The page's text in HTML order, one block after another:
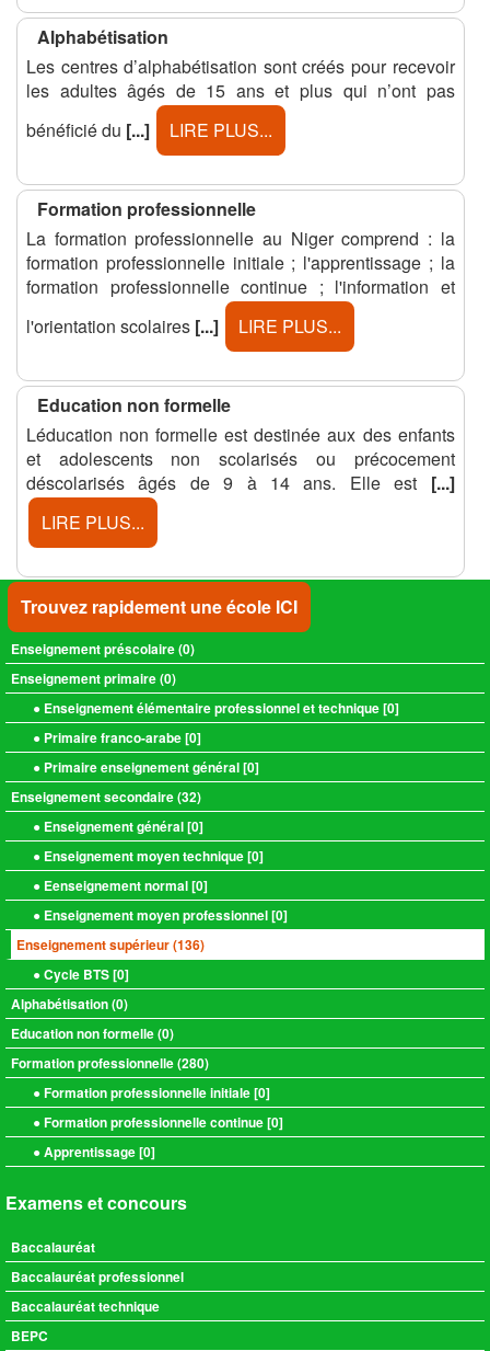
Alphabétisation
Les centres d’alphabétisation sont créés pour recevoir
les adultes âgés de 15 ans et plus qui n’ont pas
bénéficié du [...] LIRE PLUS...
Formation professionnelle
La formation professionnelle au Niger comprend : la
formation professionnelle initiale ; l'apprentissage ; la
formation professionnelle continue ; l'information et
l'orientation scolaires [...] LIRE PLUS...
Education non formelle
Léducation non formelle est destinée aux des enfants
et adolescents non scolarisés ou précocement
déscolarisés âgés de 9 à 14 ans. Elle est [...]
LIRE PLUS...
Trouvez rapidement une école ICI
Enseignement préscolaire (0)
Enseignement primaire (0)
● Enseignement élémentaire professionnel et technique [0]
● Primaire franco-arabe [0]
● Primaire enseignement général [0]
Enseignement secondaire (32)
● Enseignement général [0]
● Enseignement moyen technique [0]
● Eenseignement normal [0]
● Enseignement moyen professionnel [0]
Enseignement supérieur (136)
● Cycle BTS [0]
Alphabétisation (0)
Education non formelle (0)
Formation professionnelle (280)
● Formation professionnelle initiale [0]
● Formation professionnelle continue [0]
● Apprentissage [0]
Examens et concours
Baccalauréat
Baccalauréat professionnel
Baccalauréat technique
BEPC